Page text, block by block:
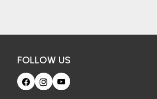
FOLLOW US